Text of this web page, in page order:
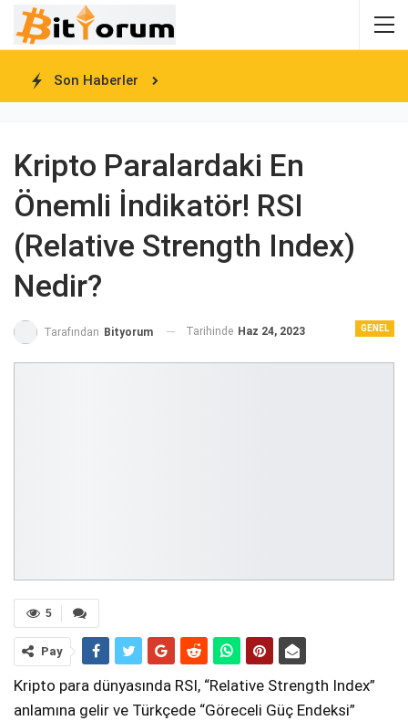
Son Haberler
Kripto Paralardaki En
Önemli İndikatör! RSI
(Relative Strength Index)
Nedir?
GENEL
Tarafından Bityorum Tarihinde Haz 24, 2023
5
Pay
Kripto para dünyasında RSI, “Relative Strength Index”
anlamına gelir ve Türkçede “Göreceli Güç Endeksi”